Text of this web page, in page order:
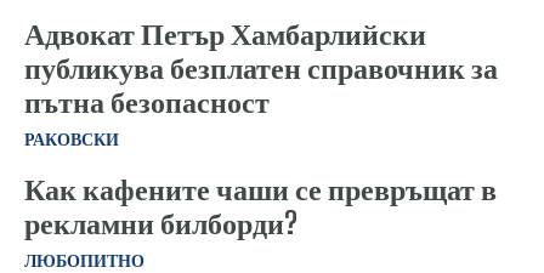
Адвокат Петър Хамбарлийски
публикува безплатен справочник за
пътна безопасност
РАКОВСКИ
Как кафените чаши се превръщат в
рекламни билборди?
ЛЮБОПИТНО